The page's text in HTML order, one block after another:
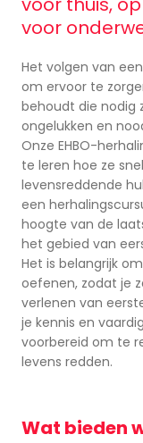
voor
Het volgen van
om ervoor te
behoudt die nodig
ongelukken en
Onze EHBO-
te leren hoe ze
levensreddende
een
hoogte van de
het gebied van
Het is belangrijk
oefenen, zodat je
verlenen van
je kennis en
voorbereid om te
levens redden.
Wat bieden